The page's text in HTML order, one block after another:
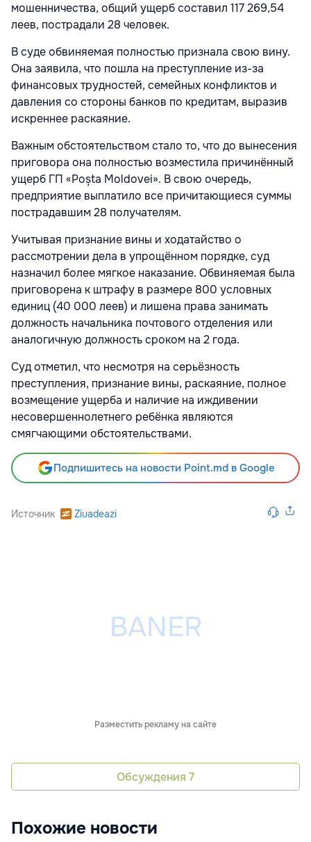
мошенничества, общий ущерб составил 117 269,54
леев, пострадали 28 человек.
В суде обвиняемая полностью признала свою вину.
Она заявила, что пошла на преступление из-за
финансовых трудностей, семейных конфликтов и
давления со стороны банков по кредитам, выразив
искреннее раскаяние.
Важным обстоятельством стало то, что до вынесения
приговора она полностью возместила причинённый
ущерб ГП «Poșta Moldovei». В свою очередь,
предприятие выплатило все причитающиеся суммы
пострадавшим 28 получателям.
Учитывая признание вины и ходатайство о
рассмотрении дела в упрощённом порядке, суд
назначил более мягкое наказание. Обвиняемая была
приговорена к штрафу в размере 800 условных
единиц (40 000 леев) и лишена права занимать
должность начальника почтового отделения или
аналогичную должность сроком на 2 года.
Суд отметил, что несмотря на серьёзность
преступления, признание вины, раскаяние, полное
возмещение ущерба и наличие на иждивении
несовершеннолетнего ребёнка являются
смягчающими обстоятельствами.
Подпишитесь на новости Point.md в Google
Источник Ziuadeazi
Разместить рекламу на сайте
Обсуждения 7
Похожие новости